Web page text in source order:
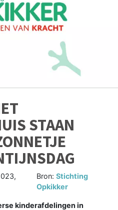
STAAN
Bron:Stichting
Opkikker
kinderafdelingen in